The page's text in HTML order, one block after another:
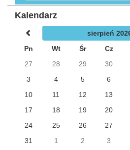
Kalendarz
sierpień
Pn
Wt Śr Cz
27
28 29 30
3
4 5 6
10
11 12 13
17
18 19 20
24
25 26 27
31
1 2 3